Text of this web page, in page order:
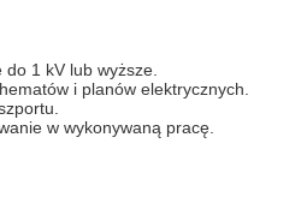
1 kV lub wyższe.
i planów elektrycznych.
w wykonywaną pracę.